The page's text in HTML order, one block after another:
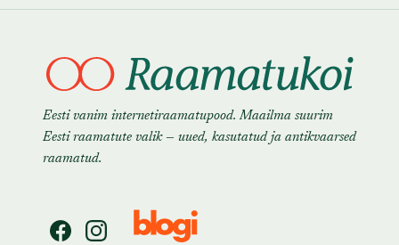
Eesti vanim internetiraamatupood. Maailma suurim
Eesti raamatute valik — uued, kasutatud ja antikvaarsed
raamatud.